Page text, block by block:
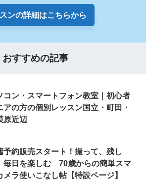
ンの詳細はこちらから
おすすめの記事
コン・スマートフォン教室｜初心者
アの方の個別レッスン国立・町田・
原近辺
予約販売スタート！撮って、残し
毎日を楽しむ 70歳からの簡単スマ
メラ使いこなし帖【特設ページ】